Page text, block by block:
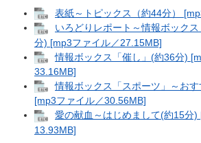
表紙～トピックス（約44分）
いろどりレポート～情報ボック
分) [mp3ファイル／27.15MB]
情報ボックス「催し」(約36分)
33.16MB]
情報ボックス「スポーツ」～お
[mp3ファイル／30.56MB]
愛の献血～はじめまして(約15分)
13.93MB]